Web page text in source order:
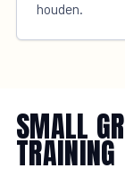
houden.
SMALL
TRAINING